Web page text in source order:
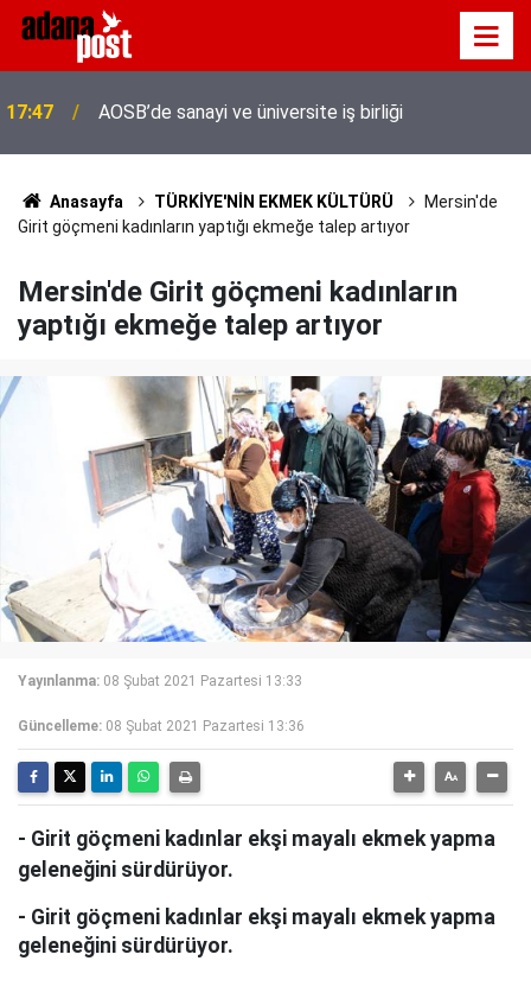
17:47
AOSB’de sanayi ve üniversite iş birliği
17:41
Adana'da servis taşımacıları yeni plaka ihalesine
Anasayfa TÜRKİYE'NİN EKMEK KÜLTÜRÜ
Mersin'de
Girit göçmeni kadınların yaptığı ekmeğe talep artıyor
Mersin'de Girit göçmeni kadınların
yaptığı ekmeğe talep artıyor
Yayınlanma: 08 Şubat 2021 Pazartesi 13:33
Güncelleme: 08 Şubat 2021 Pazartesi 13:36
- Girit göçmeni kadınlar ekşi mayalı ekmek yapma
geleneğini sürdürüyor.
- Girit göçmeni kadınlar ekşi mayalı ekmek yapma
geleneğini sürdürüyor.